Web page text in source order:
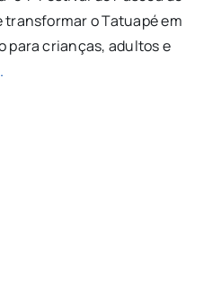
transformar o Tatuapé em
para crianças, adultos e